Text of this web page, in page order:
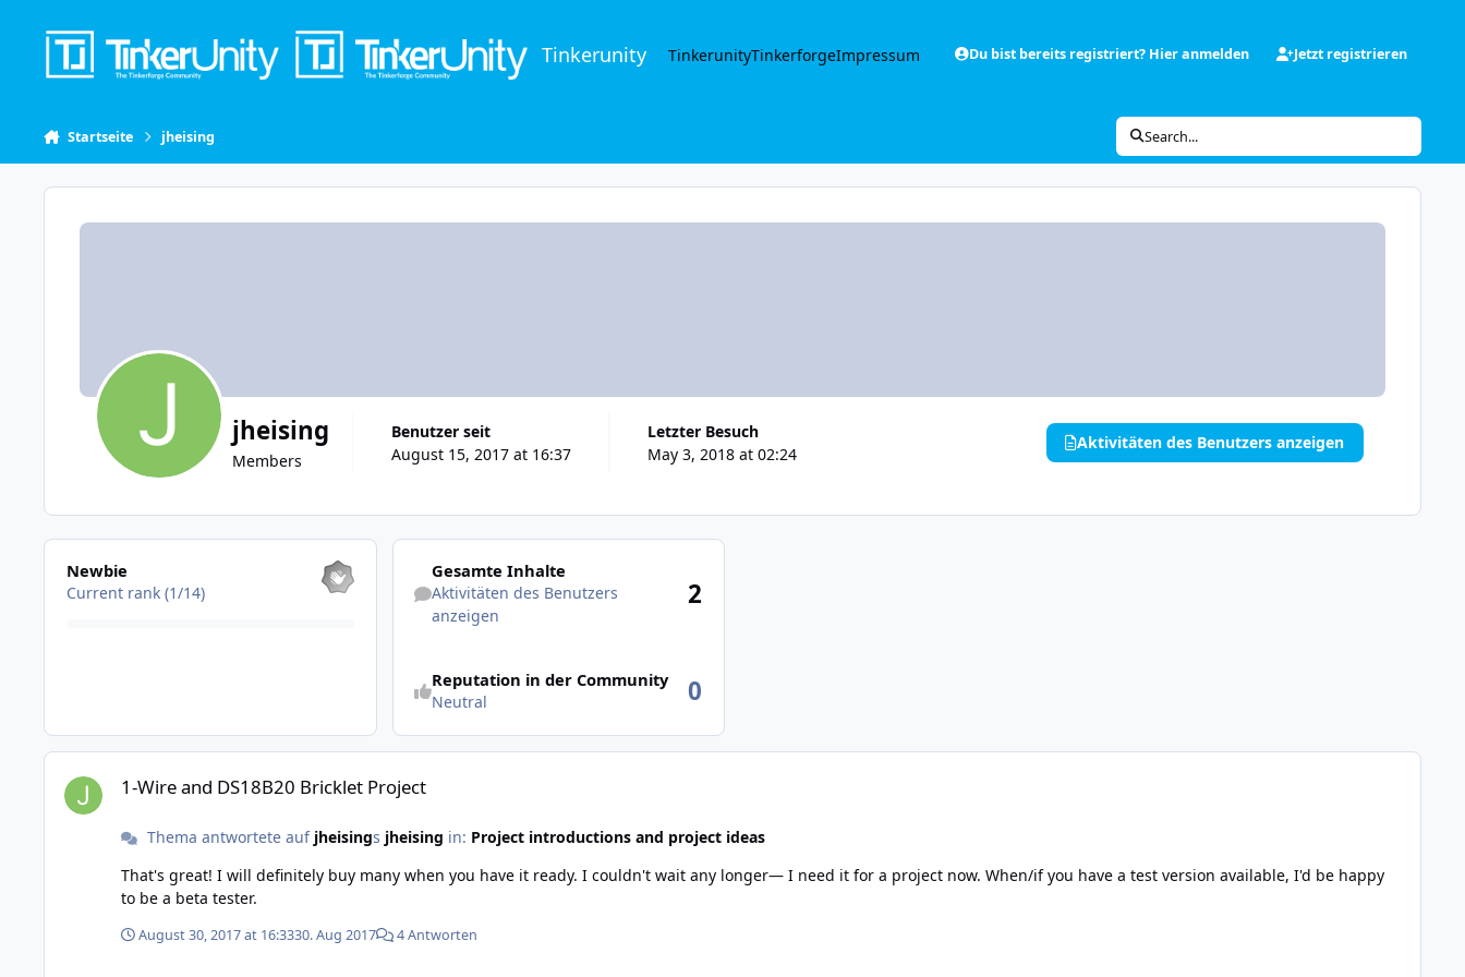
Tinkerunity TinkerunityTinkerforgeImpressum Du bist bereits registriert? Hier anmelden Jetzt registrieren
Startseite jheising Search...
jheising
Members
Benutzer seit
August 15, 2017 at 16:37
Letzter Besuch
May 3, 2018 at 02:24
Aktivitäten des Benutzers anzeigen
Alle anzeigen
Newbie
Current rank (1/14)
Aktivitäten des Benutzers anzeigen
Gesamte Inhalte
Aktivitäten des Benutzers
anzeigen
2
Reputation in der Community
Neutral 0
1-Wire and DS18B20 Bricklet Project
1-Wire and DS18B20 Bricklet Project
Thema antwortete auf jheisings jheising in: Project introductions and project ideas
That's great! I will definitely buy many when you have it ready. I couldn't wait any longer— I need it for a project now. When/if you have a test version available, I'd be happy
to be a beta tester.
August 30, 2017 at 16:3330. Aug 2017 4 Antworten